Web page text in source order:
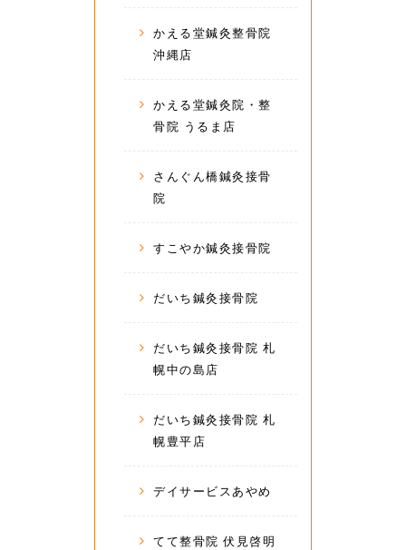
かえる堂鍼灸整骨院
沖縄店
かえる堂鍼灸院・整
骨院 うるま店
さんぐん橋鍼灸接骨
院
すこやか鍼灸接骨院
だいち鍼灸接骨院
だいち鍼灸接骨院 札
幌中の島店
だいち鍼灸接骨院 札
幌豊平店
デイサービスあやめ
てて整骨院 伏見啓明